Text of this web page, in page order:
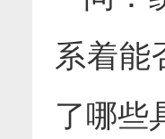
系着能
了哪些